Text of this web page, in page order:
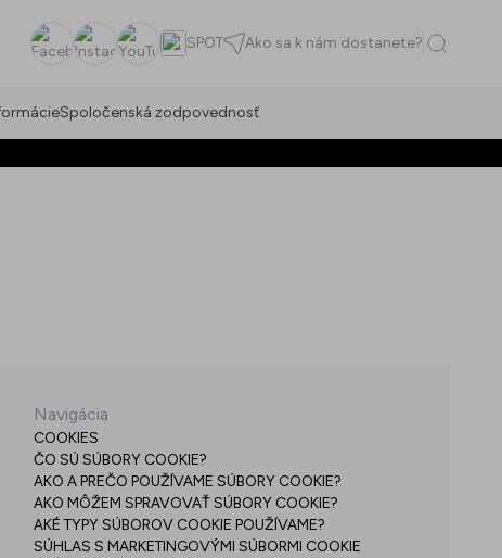
FacebookInstagramYouTubeSPOT Ako sa k nám dostanete?
Spoločenská zodpovednosť
Navigácia
COOKIES
ČO SÚ SÚBORY COOKIE?
AKO A PREČO POUŽÍVAME SÚBORY COOKIE?
AKO MÔŽEM SPRAVOVAŤ SÚBORY COOKIE?
AKÉ TYPY SÚBOROV COOKIE POUŽÍVAME?
SÚHLAS S MARKETINGOVÝMI SÚBORMI COOKIE